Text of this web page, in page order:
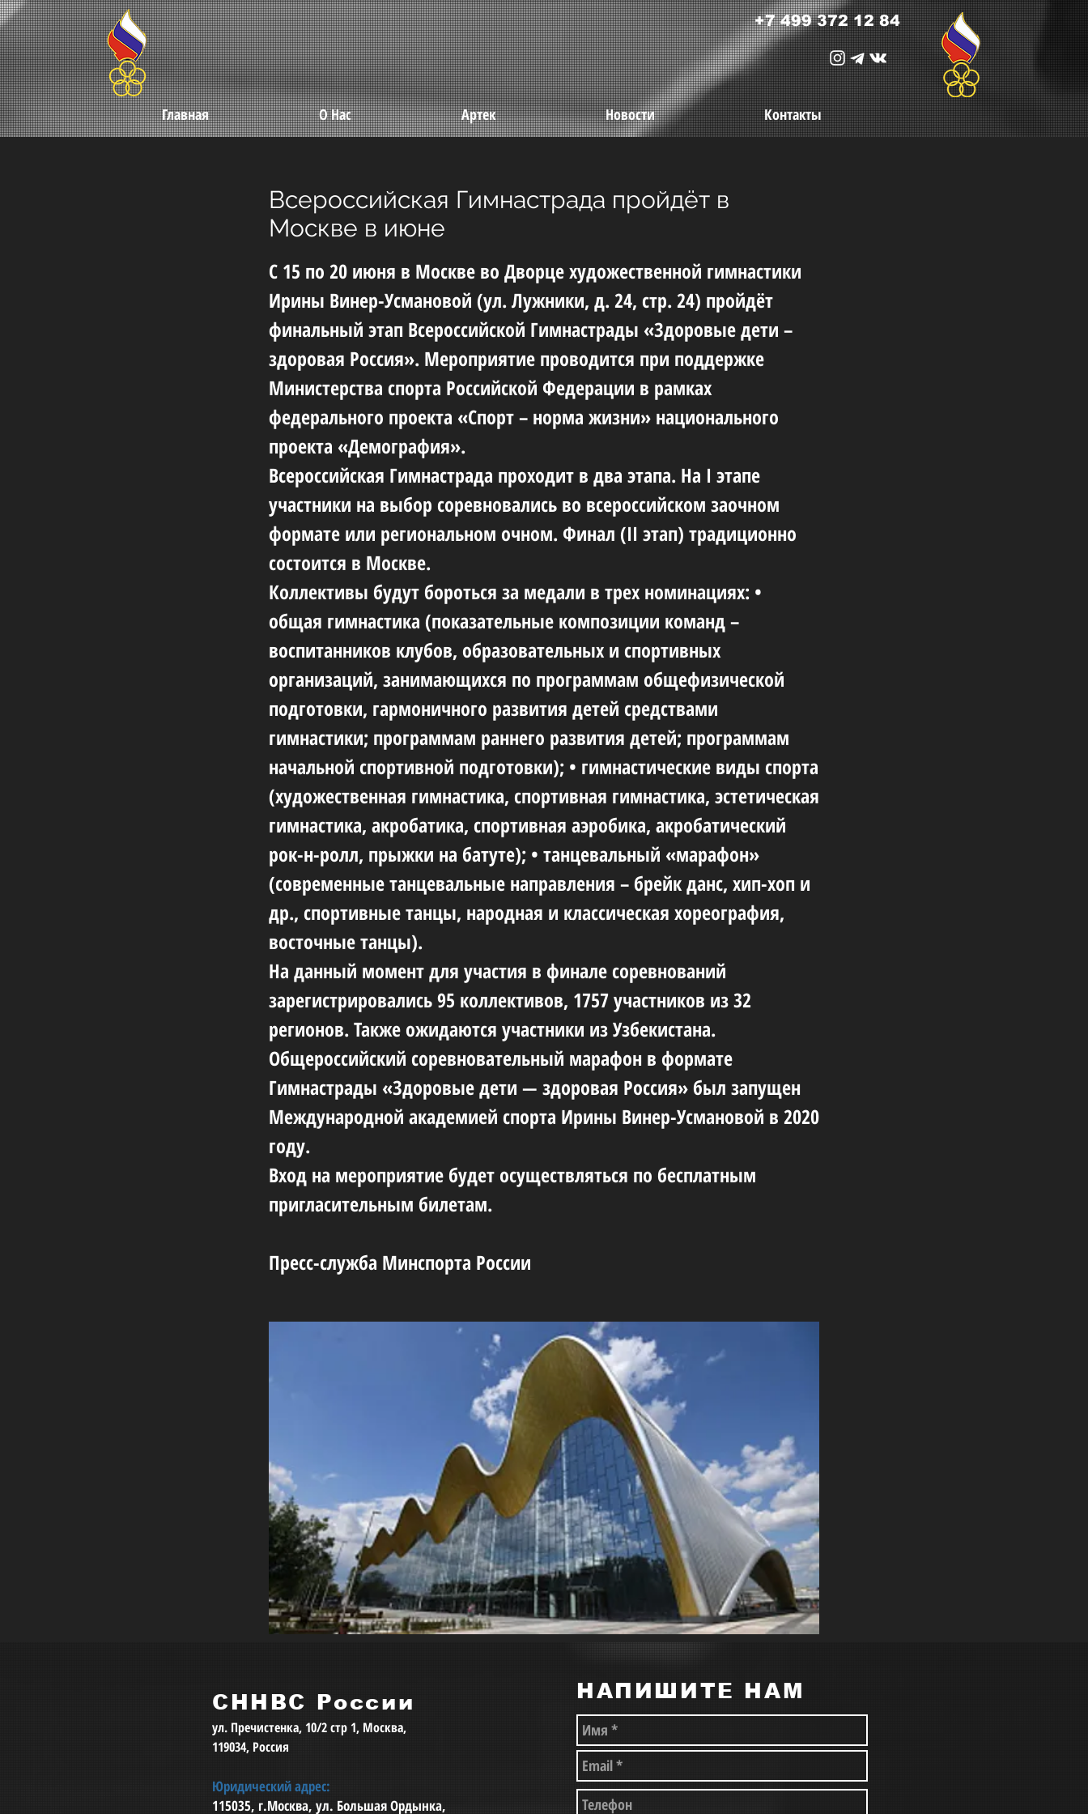
+7 499 372 12 84
Главная О Нас Артек Новости Контакты
Всероссийская Гимнастрада пройдёт в
Москве в июне
С 15 по 20 июня в Москве во Дворце художественной гимнастики
Ирины Винер-Усмановой (ул. Лужники, д. 24, стр. 24) пройдёт
финальный этап Всероссийской Гимнастрады «Здоровые дети –
здоровая Россия». Мероприятие проводится при поддержке
Министерства спорта Российской Федерации в рамках
федерального проекта «Спорт – норма жизни» национального
проекта «Демография».
Всероссийская Гимнастрада проходит в два этапа. На I этапе
участники на выбор соревновались во всероссийском заочном
формате или региональном очном. Финал (II этап) традиционно
состоится в Москве.
Коллективы будут бороться за медали в трех номинациях: •
общая гимнастика (показательные композиции команд –
воспитанников клубов, образовательных и спортивных
организаций, занимающихся по программам общефизической
подготовки, гармоничного развития детей средствами
гимнастики; программам раннего развития детей; программам
начальной спортивной подготовки); • гимнастические виды спорта
(художественная гимнастика, спортивная гимнастика, эстетическая
гимнастика, акробатика, спортивная аэробика, акробатический
рок-н-ролл, прыжки на батуте); • танцевальный «марафон»
(современные танцевальные направления – брейк данc, хип-хоп и
др., спортивные танцы, народная и классическая хореография,
восточные танцы).
На данный момент для участия в финале соревнований
зарегистрировались 95 коллективов, 1757 участников из 32
регионов. Также ожидаются участники из Узбекистана.
Общероссийский соревновательный марафон в формате
Гимнастрады «Здоровые дети — здоровая Россия» был запущен
Международной академией спорта Ирины Винер-Усмановой в 2020
году.
Вход на мероприятие будет осуществляться по бесплатным
пригласительным билетам.
Пресс-служба Минспорта России
СННВС России
ул. Пречистенка, 10/2 стр 1, Москва,
119034, Россия
Юридический адрес:
115035, г.Москва, ул. Большая Ордынка,
НАПИШИТЕ НАМ